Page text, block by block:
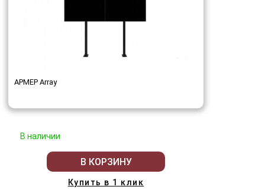
АРМЕР Array
В наличии
В КОРЗИНУ
Купить в 1 клик